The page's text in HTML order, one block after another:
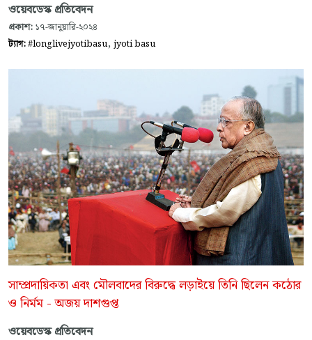
ওয়েবডেস্ক প্রতিবেদন
প্রকাশ: ১৭-জানুয়ারি-২০২৪
ট্যাগ:#longlivejyotibasu, jyoti basu
সাম্প্রদায়িকতা এবং মৌলবাদের বিরুদ্ধে লড়াইয়ে তিনি ছিলেন কঠোর
ও নির্মম - অজয় দাশগুপ্ত
ওয়েবডেস্ক প্রতিবেদন